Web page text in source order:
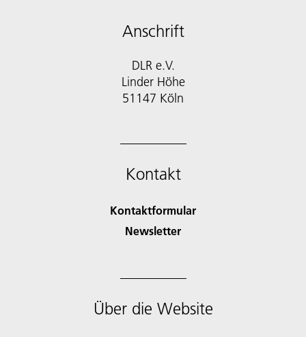
Anschrift
DLR e.V.
Linder Höhe
51147 Köln
Kontakt
Kontaktformular
Newsletter
Über die Website